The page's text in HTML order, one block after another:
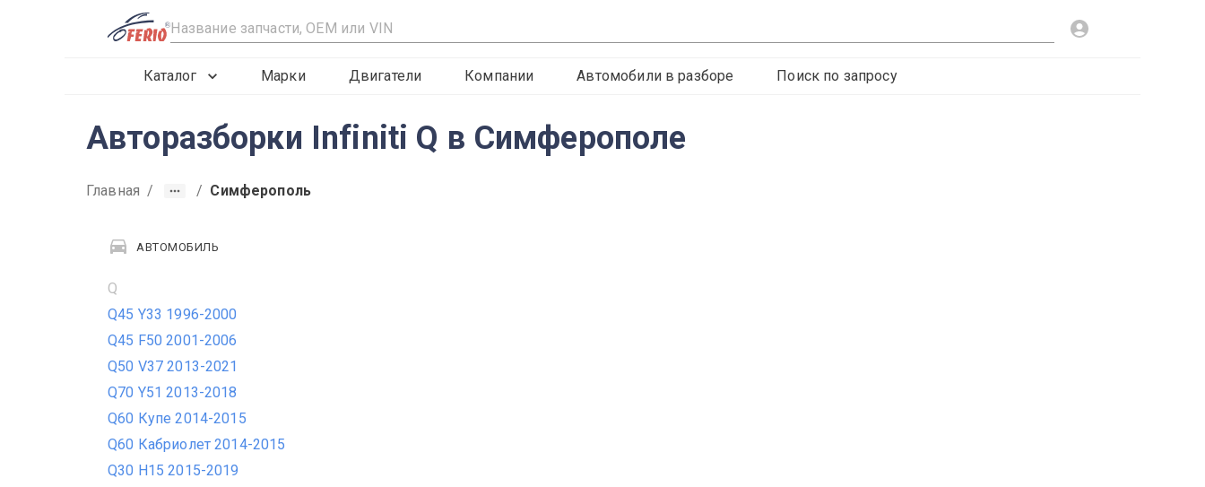
R
Каталог Марки Двигатели Компании Автомобили в разборе Поиск по запросу
Авторазборки Infiniti Q в Симферополе
Главная / / Симферополь
АВТОМОБИЛЬ
Q
Q45 Y33 1996-2000
Q45 F50 2001-2006
Q50 V37 2013-2021
Q70 Y51 2013-2018
Q60 Купе 2014-2015
Q60 Кабриолет 2014-2015
Q30 H15 2015-2019